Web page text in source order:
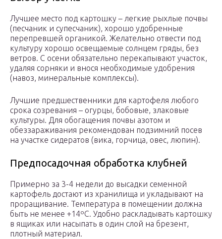
Лучшее место под картошку – легкие рыхлые почвы
(песчаник и супесчаник), хорошо удобренные
перепревшей органикой. Желательно отвести под
культуру хорошо освещаемые солнцем гряды, без
ветров. С осени обязательно перекапывают участок,
удаляя сорняки и внося необходимые удобрения
(навоз, минеральные комплексы).
Лучшие предшественники для картофеля любого
срока созревания – огурцы, бобовые, злаковые
культуры. Для обогащения почвы азотом и
обеззараживания рекомендован подзимний посев
на участке сидератов (вика, горчица, овес, люпин).
Предпосадочная обработка клубней
Примерно за 3-4 недели до высадки семенной
картофель достают из хранилища и укладывают на
проращивание. Температура в помещении должна
быть не менее +14ºC. Удобно раскладывать картошку
в ящиках или насыпать в один слой на брезент,
плотный материал.